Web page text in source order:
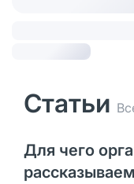
Статьи
Для чего